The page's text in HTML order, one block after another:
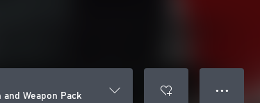
Weapon Pack
● ● ●